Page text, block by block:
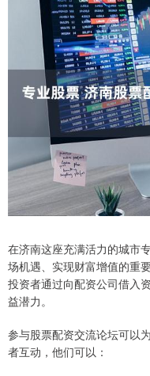
在济南这座充满活力的城市
场机遇、实现财富增值的重
投资者通过向配资公司借入
益潜力。
参与股票配资交流论坛可以
者互动，他们可以：